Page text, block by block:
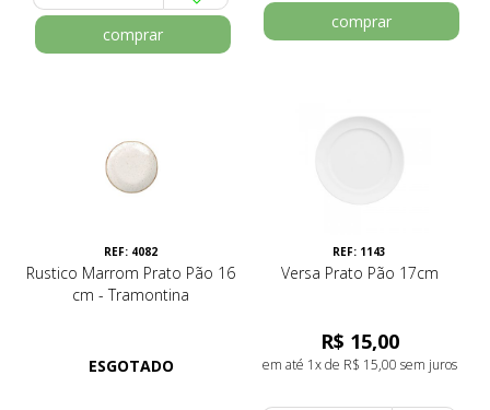
comprar
comprar
REF: 4082
Rustico Marrom Prato Pão 16
cm - Tramontina
ESGOTADO
REF: 1143
Versa Prato Pão 17cm
R$ 15,00
em até 1x de R$ 15,00 sem juros